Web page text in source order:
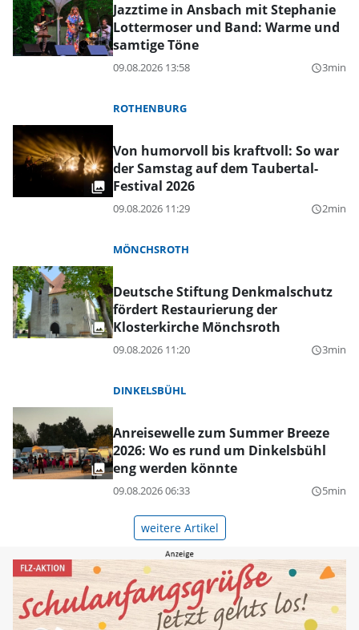
Jazztime in Ansbach mit Stephanie
Lottermoser und Band: Warme und
samtige Töne
09.08.2026 13:58 query_builder3min
ROTHENBURG
Von humorvoll bis kraftvoll: So war
der Samstag auf dem Taubertal-
Festival 2026
09.08.2026 11:29 query_builder2min
MÖNCHSROTH
Deutsche Stiftung Denkmalschutz
fördert Restaurierung der
Klosterkirche Mönchsroth
09.08.2026 11:20 query_builder3min
DINKELSBÜHL
Anreisewelle zum Summer Breeze
2026: Wo es rund um Dinkelsbühl
eng werden könnte
09.08.2026 06:33 query_builder5min
weitere Artikel